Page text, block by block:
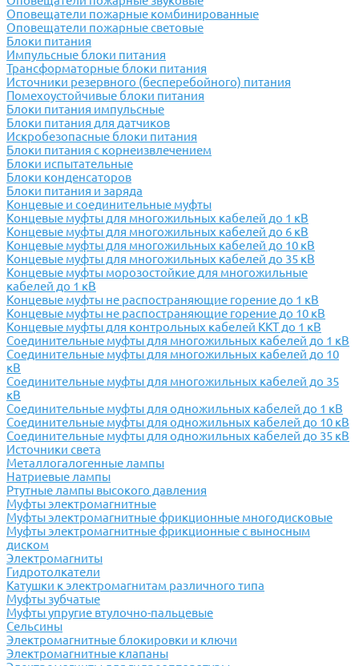
Оповещатели пожарные комбинированные
Оповещатели пожарные световые
Блоки питания
Импульсные блоки питания
Трансформаторные блоки питания
Источники резервного (бесперебойного) питания
Помехоустойчивые блоки питания
Блоки питания импульсные
Блоки питания для датчиков
Искробезопасные блоки питания
Блоки питания с корнеизвлечением
Блоки испытательные
Блоки конденсаторов
Блоки питания и заряда
Концевые и соединительные муфты
Концевые муфты для многожильных кабелей до 1 кВ
Концевые муфты для многожильных кабелей до 6 кВ
Концевые муфты для многожильных кабелей до 10 кВ
Концевые муфты для многожильных кабелей до 35 кВ
Концевые муфты морозостойкие для многожильные
кабелей до 1 кВ
Концевые муфты не распостраняющие горение до 1 кВ
Концевые муфты не распостраняющие горение до 10 кВ
Концевые муфты для контрольных кабелей ККТ до 1 кВ
Соединительные муфты для многожильных кабелей до 1 кВ
Соединительные муфты для многожильных кабелей до 10
кВ
Соединительные муфты для многожильных кабелей до 35
кВ
Соединительные муфты для одножильных кабелей до 1 кВ
Соединительные муфты для одножильных кабелей до 10 кВ
Соединительные муфты для одножильных кабелей до 35 кВ
Источники света
Металлогалогенные лампы
Натриевые лампы
Ртутные лампы высокого давления
Муфты электромагнитные
Муфты электромагнитные фрикционные многодисковые
Муфты электромагнитные фрикционные с выносным
диском
Электромагниты
Гидротолкатели
Катушки к электромагнитам различного типа
Муфты зубчатые
Муфты упругие втулочно-пальцевые
Сельсины
Электромагнитные блокировки и ключи
Электромагнитные клапаны